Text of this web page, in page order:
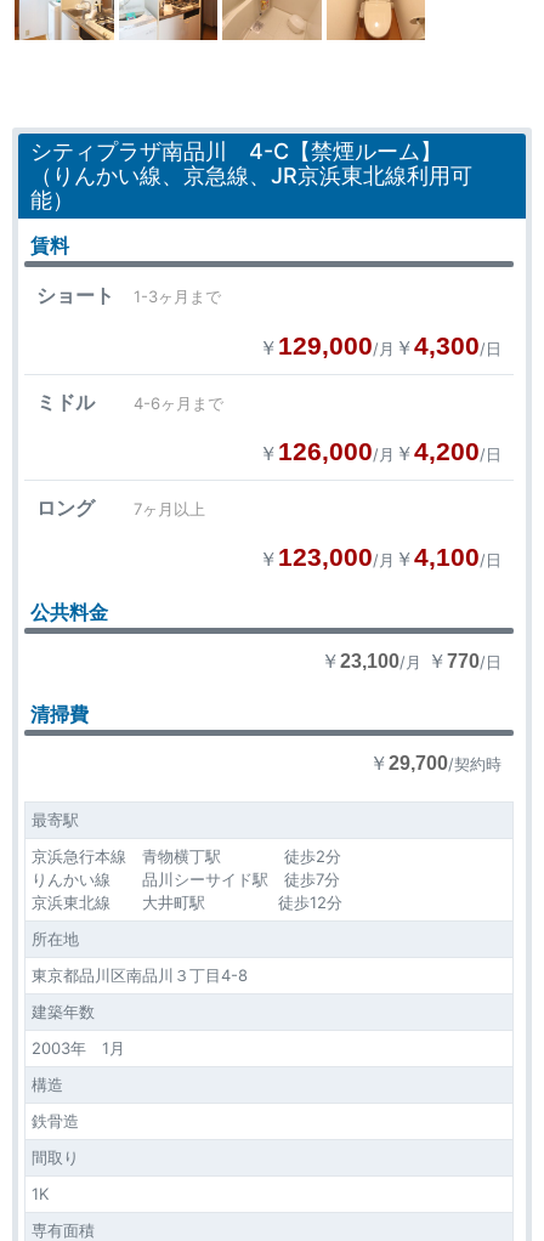
シティプラザ南品川 4-C【禁煙ルーム】
（りんかい線、京急線、JR京浜東北線利用可
能）
賃料
ショート 1-3ヶ月まで
￥ 129,000/月 ￥4,300/日
ミドル 4-6ヶ月まで
￥ 126,000/月 ￥4,200/日
ロング 7ヶ月以上
￥ 123,000/月 ￥4,100/日
公共料金
￥23,100/月 ￥770/日
清掃費
￥29,700/契約時
最寄駅
京浜急行本線 青物横丁駅 徒歩2分
りんかい線 品川シーサイド駅 徒歩7分
京浜東北線 大井町駅 徒歩12分
所在地
東京都品川区南品川３丁目4-8
建築年数
2003年 1月
構造
鉄骨造
間取り
1K
専有面積